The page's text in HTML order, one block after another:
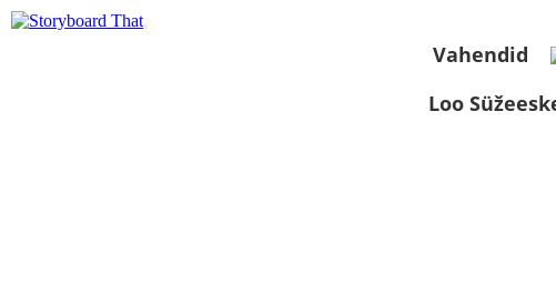
Vahendid
Loo